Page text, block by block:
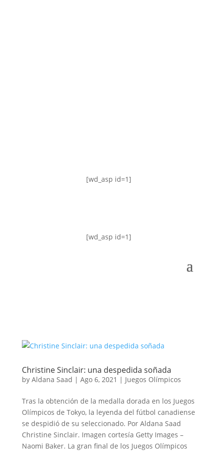
[wd_asp id=1]
[wd_asp id=1]
Christine Sinclair: una despedida soñada
by Aldana Saad | Ago 6, 2021 | Juegos Olímpicos
Tras la obtención de la medalla dorada en los Juegos
Olímpicos de Tokyo, la leyenda del fútbol canadiense
se despidió de su seleccionado. Por Aldana Saad
Christine Sinclair. Imagen cortesía Getty Images –
Naomi Baker. La gran final de los Juegos Olímpicos